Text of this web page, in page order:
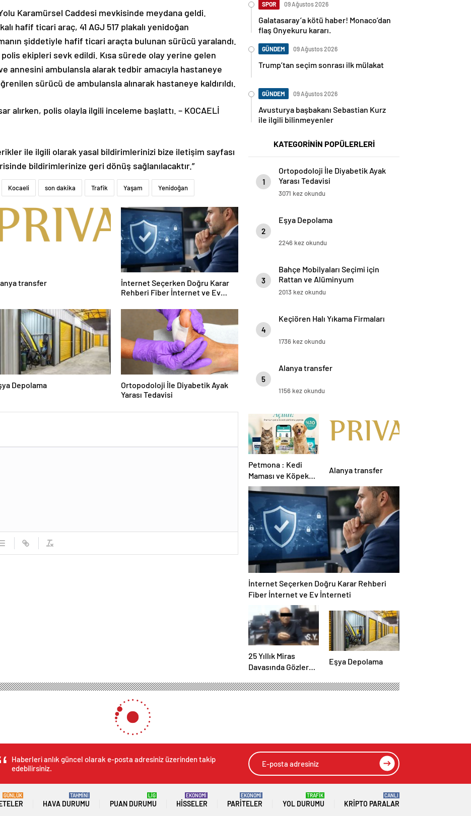
Karamürsel Caddesi mevkisinde meydana geldi.
hafif ticari araç, 41 AGJ 517 plakalı yenidoğan
şiddetiyle hafif ticari araçta bulunan sürücü yaralandı.
ekipleri sevk edildi. Kısa sürede olay yerine gelen
annesini ambulansla alarak tedbir amacıyla hastaneye
sürücü de ambulansla alınarak hastaneye kaldırıldı.
alırken, polis olayla ilgili inceleme başlattı. – KOCAELİ
ile ilgili olarak yasal bildirimlerinizi bize iletişim sayfası
bildirimlerinize geri dönüş sağlanılacaktır.”
Kocaeli son dakika Trafik Yaşam Yenidoğan
transfer
İnternet Seçerken Doğru Karar
Rehberi Fiber İnternet ve Ev
Depolama
Ortopodoloji İle Diyabetik Ayak
Yarası Tedavisi
SPOR 09 Ağustos 2026
Galatasaray’a kötü haber! Monaco’dan
flaş Onyekuru kararı.
GÜNDEM 09 Ağustos 2026
Trump’tan seçim sonrası ilk mülakat
GÜNDEM 09 Ağustos 2026
Avusturya başbakanı Sebastian Kurz
ile ilgili bilinmeyenler
KATEGORİNİN POPÜLERLERİ
1
Ortopodoloji İle Diyabetik Ayak
Yarası Tedavisi
3071 kez okundu
2
Eşya Depolama
2246 kez okundu
3
Bahçe Mobilyaları Seçimi için
Rattan ve Alüminyum
Karşılaştırması
2013 kez okundu
4
Keçiören Halı Yıkama Firmaları
1736 kez okundu
5
Alanya transfer
1156 kez okundu
Petmona : Kedi
Maması ve Köpek
Maması İle Tüm
Evcil Hayvan
Ürünleri
Alanya transfer
İnternet Seçerken Doğru Karar Rehberi
Fiber İnternet ve Ev İnterneti
25 Yıllık Miras
Davasında Gözler
Karar Duruşmasına
Eşya Depolama
Haberleri anlık güncel olarak e-posta adresiniz üzerinden takip
edebilirsiniz.
GÜNLÜK
HAVA DURUMU
TAHMİNİ
PUAN DURUMU
LİG
HISSELER
EKONOMİ
PARITELER
EKONOMİ
YOL DURUMU
TRAFİK
KRIPTO PARALAR
CANLI